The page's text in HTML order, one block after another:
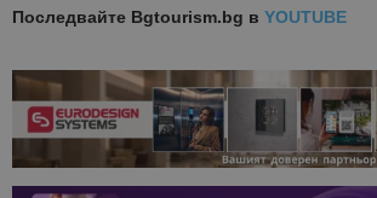
Последвайте Bgtourism.bg в YOUTUBE